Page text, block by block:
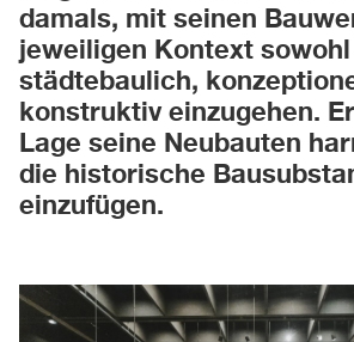
damals, mit seinen
jeweiligen Kontext sowohl
städtebaulich,
konstruktiv einzugehen.
Lage seine Neubauten
die historische
einzufügen.